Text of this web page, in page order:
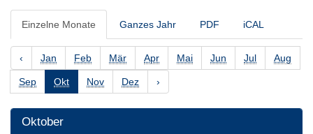
Einzelne Monate Ganzes Jahr PDF iCAL
‹ Jan Feb Mär Apr Mai Jun Jul Aug
Sep Okt Nov Dez ›
Oktober